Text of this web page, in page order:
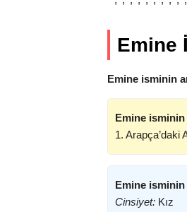
Emine
Emine isminin
Emine isminin
1.
Emine isminin
Cinsiyet: Kız